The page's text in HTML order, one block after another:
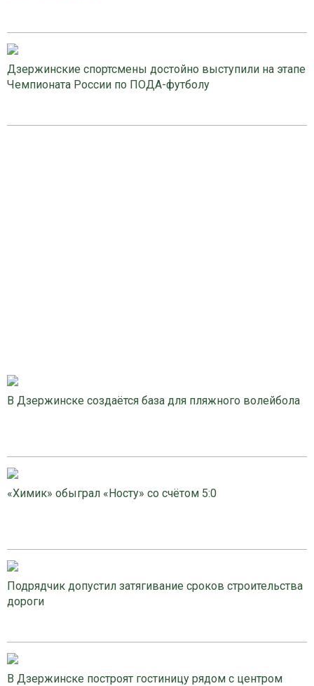
Дзержинские спортсмены достойно выступили на этапе
Чемпионата России по ПОДА-футболу
В Дзержинске создаётся база для пляжного волейбола
«Химик» обыграл «Носту» со счётом 5:0
Подрядчик допустил затягивание сроков строительства
дороги
В Дзержинске построят гостиницу рядом с центром